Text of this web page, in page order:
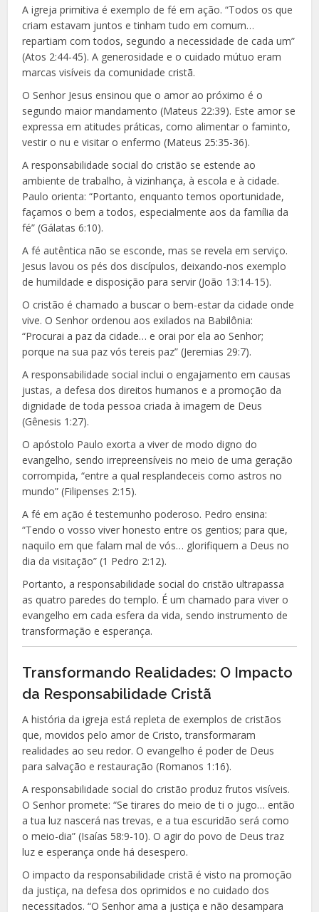
A igreja primitiva é exemplo de fé em ação. “Todos os que
criam estavam juntos e tinham tudo em comum…
repartiam com todos, segundo a necessidade de cada um”
(Atos 2:44-45). A generosidade e o cuidado mútuo eram
marcas visíveis da comunidade cristã.
O Senhor Jesus ensinou que o amor ao próximo é o
segundo maior mandamento (Mateus 22:39). Este amor se
expressa em atitudes práticas, como alimentar o faminto,
vestir o nu e visitar o enfermo (Mateus 25:35-36).
A responsabilidade social do cristão se estende ao
ambiente de trabalho, à vizinhança, à escola e à cidade.
Paulo orienta: “Portanto, enquanto temos oportunidade,
façamos o bem a todos, especialmente aos da família da
fé” (Gálatas 6:10).
A fé autêntica não se esconde, mas se revela em serviço.
Jesus lavou os pés dos discípulos, deixando-nos exemplo
de humildade e disposição para servir (João 13:14-15).
O cristão é chamado a buscar o bem-estar da cidade onde
vive. O Senhor ordenou aos exilados na Babilônia:
“Procurai a paz da cidade… e orai por ela ao Senhor;
porque na sua paz vós tereis paz” (Jeremias 29:7).
A responsabilidade social inclui o engajamento em causas
justas, a defesa dos direitos humanos e a promoção da
dignidade de toda pessoa criada à imagem de Deus
(Gênesis 1:27).
O apóstolo Paulo exorta a viver de modo digno do
evangelho, sendo irrepreensíveis no meio de uma geração
corrompida, “entre a qual resplandeceis como astros no
mundo” (Filipenses 2:15).
A fé em ação é testemunho poderoso. Pedro ensina:
“Tendo o vosso viver honesto entre os gentios; para que,
naquilo em que falam mal de vós… glorifiquem a Deus no
dia da visitação” (1 Pedro 2:12).
Portanto, a responsabilidade social do cristão ultrapassa
as quatro paredes do templo. É um chamado para viver o
evangelho em cada esfera da vida, sendo instrumento de
transformação e esperança.
Transformando Realidades: O Impacto
da Responsabilidade Cristã
A história da igreja está repleta de exemplos de cristãos
que, movidos pelo amor de Cristo, transformaram
realidades ao seu redor. O evangelho é poder de Deus
para salvação e restauração (Romanos 1:16).
A responsabilidade social do cristão produz frutos visíveis.
O Senhor promete: “Se tirares do meio de ti o jugo… então
a tua luz nascerá nas trevas, e a tua escuridão será como
o meio-dia” (Isaías 58:9-10). O agir do povo de Deus traz
luz e esperança onde há desespero.
O impacto da responsabilidade cristã é visto na promoção
da justiça, na defesa dos oprimidos e no cuidado dos
necessitados. “O Senhor ama a justiça e não desampara